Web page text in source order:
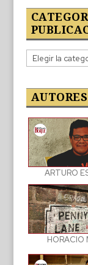
Categorías
de
publicaciones
AUTORES
ARTURO
HORACIO